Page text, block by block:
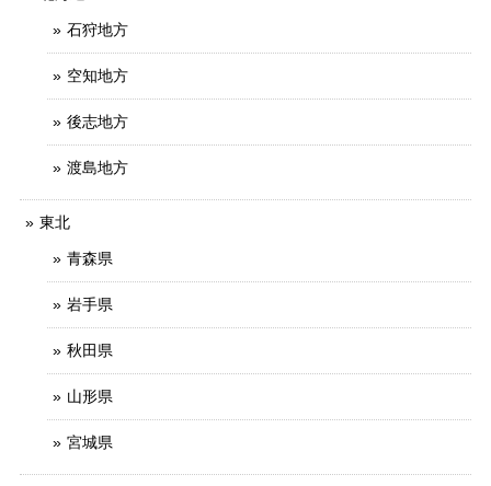
石狩地方
空知地方
後志地方
渡島地方
東北
青森県
岩手県
秋田県
山形県
宮城県